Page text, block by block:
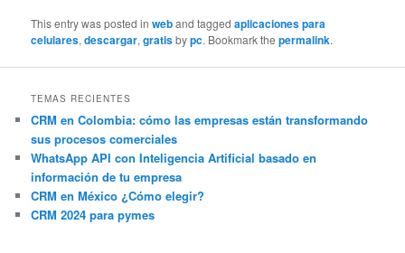
This entry was posted inweband taggedaplicaciones para
celulares,descargar,gratisbypc. Bookmark thepermalink.
TEMAS RECIENTES
CRM en Colombia: cómo las empresas están transformando
sus procesos comerciales
WhatsApp API con Inteligencia Artificial basado en
información de tu empresa
CRM en México ¿Cómo elegir?
CRM 2024 para pymes